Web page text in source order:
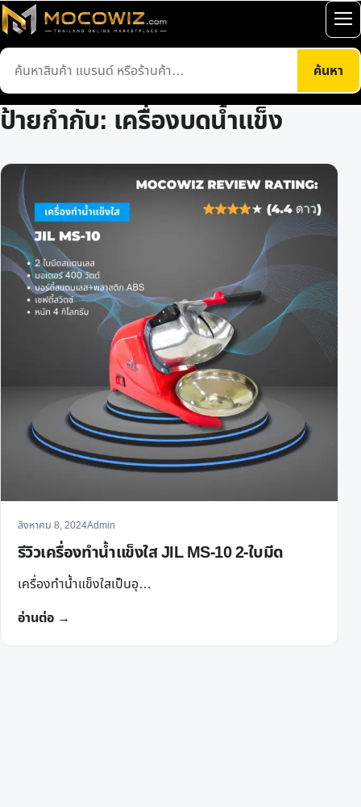
ข้าม
ไป
ยัง
เนื้อหา
ค้นหา
สินค้า
ค้นหา
เปิ
เม
ป้ายกำกับ: เครื่องบดน้ำแข็ง
สิงหาคม 8, 2024Admin
รีวิวเครื่องทำน้ำแข็งใส JIL MS-10 2-ใบมีด
เครื่องทำน้ำแข็งใสเป็นอุ…
อ่านต่อ →